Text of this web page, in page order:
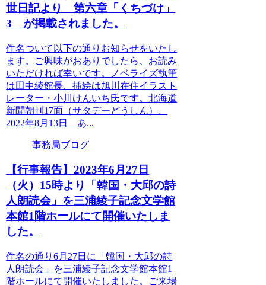
世日記より 第六章「くちづけ」
3 が掲載されました。
件名ついて以下の通りお知らせをいたし
ます。ご興味がおありでしたら、お読み
いただければ幸いです。ノベライズ執筆
は田中綾館長、挿絵は旭川在住イラスト
レーター・小川けんいち氏です。北海道
新聞朝刊17面（サタデーどうしん）、
2022年8月13日 あ...
事務局ブログ
【行事報告】2023年6月27日
（火）15時より「韓国・大邱の詩
人朗読会」を三浦綾子記念文学館
本館1階ホールにて開催いたしま
した。
件名の通り6月27日に「韓国・大邱の詩
人朗読会」を三浦綾子記念文学館本館1
階ホールにて開催いたしました。ご来場